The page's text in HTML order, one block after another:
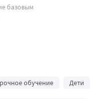
базовым
обучение Дети